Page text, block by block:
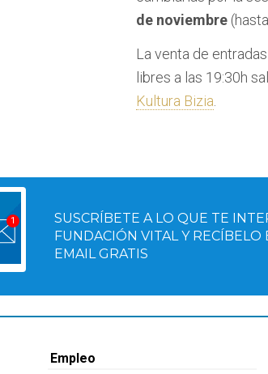
de noviembre
La venta de
libres a las 19:30h
Kultura Bizia
SUSCRÍBETE A LO QUE TE
FUNDACIÓN VITAL Y RECÍBELO
EMAIL GRATIS
Empleo